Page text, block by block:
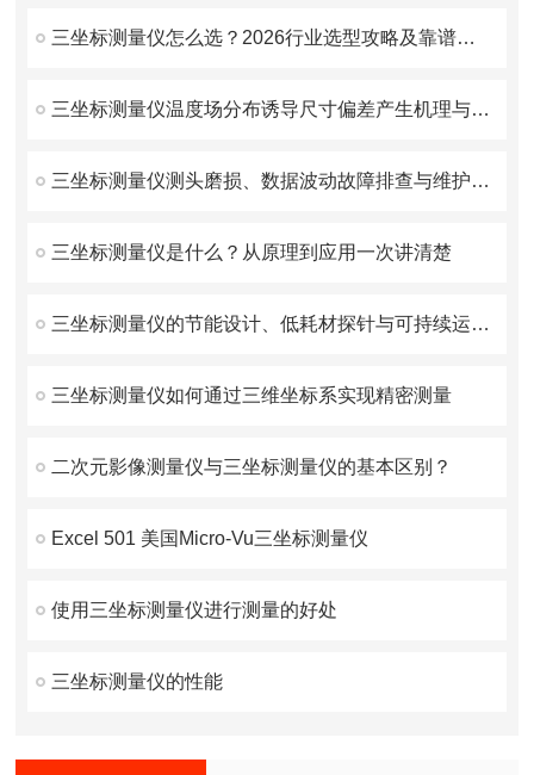
三坐标测量仪怎么选？2026行业选型攻略及靠谱厂家推荐
三坐标测量仪温度场分布诱导尺寸偏差产生机理与补偿原理
三坐标测量仪测头磨损、数据波动故障排查与维护方案
三坐标测量仪是什么？从原理到应用一次讲清楚
三坐标测量仪的节能设计、低耗材探针与可持续运维策略
三坐标测量仪如何通过三维坐标系实现精密测量
二次元影像测量仪与三坐标测量仪的基本区别？
Excel 501 美国Micro-Vu三坐标测量仪
使用三坐标测量仪进行测量的好处
三坐标测量仪的性能